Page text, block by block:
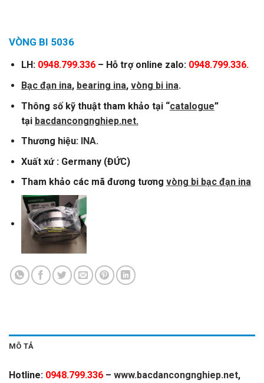
VÒNG BI 5036
LH: 0948.799.336– Hỗ trợ online zalo: 0948.799.336.
Bạc đạn ina, bearing ina, vòng bi ina.
Thông số kỹ thuật tham khảo tại “catalogue”
tại bacdancongnghiep.net.
Thương hiệu: INA.
Xuất xứ : Germany (ĐỨC)
Tham khảo các mã đương tương vòng bi bạc đạn ina
MÔ TẢ
Hotline: 0948.799.336 – www.bacdancongnghiep.net,